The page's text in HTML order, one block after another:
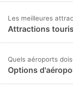
Les meilleures
Attractions
Quels aéroports
Options